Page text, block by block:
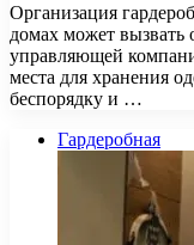
Организация
домах может вызвать
управляющей
места для хранения
беспорядку и …
Гардеробная